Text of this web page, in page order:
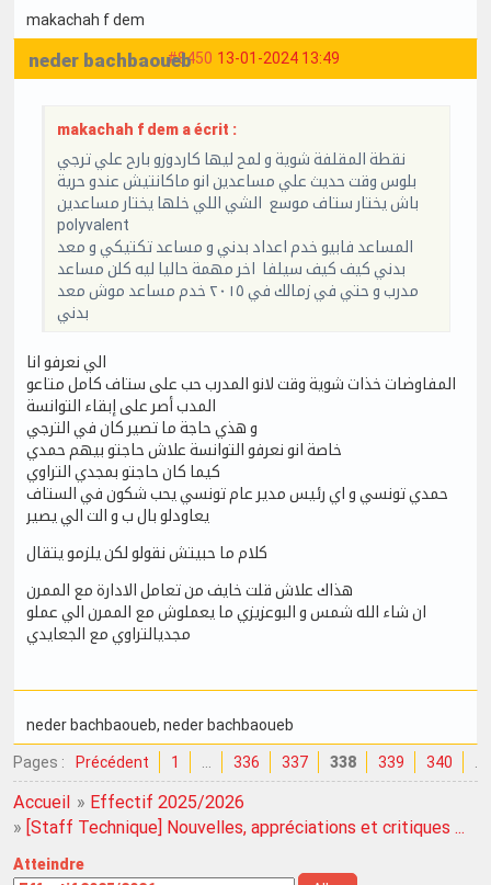
makachah f dem
#8450 13-01-2024 13:49
neder bachbaoueb
makachah f dem a écrit :
نقطة المقلفة شوية و لمح ليها كاردوزو بارح علي ترجي
بلوس وقت حديث علي مساعدين انو ماكانتيش عندو حرية
باش يختار ستاف موسع الشي اللي خلها يختار مساعدين
polyvalent
المساعد فابيو خدم اعداد بدني و مساعد تكتيكي و معد
بدني كيف كيف سيلفا اخر مهمة حاليا ليه كلن مساعد
مدرب و حتي في زمالك في ٢٠١٥ خدم مساعد موش معد
بدني
الي نعرفو انا
المفاوضات خذات شوية وقت لانو المدرب حب على ستاف كامل متاعو
المدب أصر على إبقاء التوانسة
و هذي حاجة ما تصير كان في الترجي
خاصة انو نعرفو التوانسة علاش حاجتو بيهم حمدي
كيما كان حاجتو بمجدي التراوي
حمدي تونسي و اي رئيس مدير عام تونسي يحب شكون في الستاف
يعاودلو بال ب و الت الي يصير
كلام ما حبيتش نقولو لكن يلزمو يتقال
هذاك علاش قلت خايف من تعامل الادارة مع الممرن
ان شاء الله شمس و البوعزيزي ما يعملوش مع الممرن الي عملو
مجديالتراوي مع الجعايدي
neder bachbaoueb, neder bachbaoueb
Pages : Précédent 1 … 336 337 338 339 340 …
Accueil » Effectif 2025/2026
» [Staff Technique] Nouvelles, appréciations et critiques ...
Atteindre